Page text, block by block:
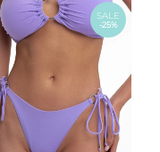
SALE
-25%